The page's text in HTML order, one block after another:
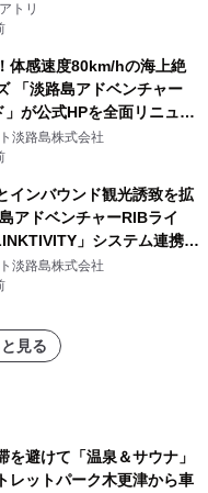
トリ
体感速度80km/hの海上絶
「淡路島アドベンチャー
」が公式HPを全面リニュー
マホで即予約完了の「スマ
へ刷新～
淡路島株式会社
インバウンド観光誘致を拡
アドベンチャーRIBライ
」システム連携を
淡路島株式会社
見る
を避けて「温泉＆サウナ」
レットパーク木更津から車